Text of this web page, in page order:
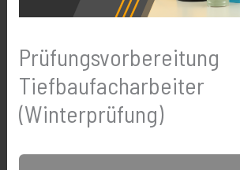
Prüfungsvorbereitung
Tiefbaufacharbeiter
(Winterprüfung)